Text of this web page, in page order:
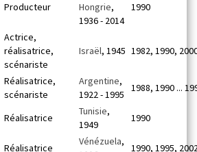
Producteur
Hongrie,
1936 - 2014
1990
Actrice,
réalisatrice,
scénariste
Israël, 1945 1982, 1990,
Réalisatrice,
scénariste
Argentine,
1922 - 1995
1988, 1990 ...
Réalisatrice
Tunisie,
1949
1990
Réalisatrice
Vénézuela,
1990, 1995,